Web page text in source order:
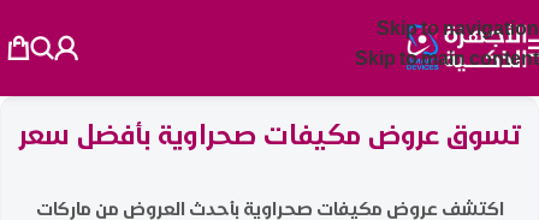
Skip to navigation
Skip to main content
تسوق عروض مكيفات صحراوية بأفضل سعر
اكتشف عروض مكيفات صحراوية بأحدث العروض من ماركات